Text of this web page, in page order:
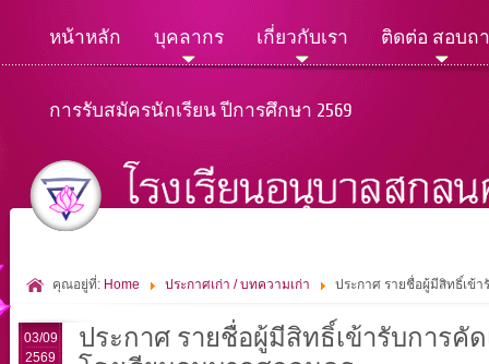
หน้าหลัก บุคลากร เกี่ยวกับเรา ติดต่อ สอบถ
การรับสมัครนักเรียน ปีการศึกษา 2569
คุณอยู่ที่: Home ประกาศเก่า / บทความเก่า ประกาศ รายชื่อผู้มีสิทธิ์เข้า
03/09
2569
ประกาศ รายชื่อผู้มีสิทธิ์เข้ารับการคัด